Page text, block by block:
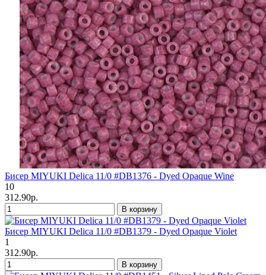
Бисер MIYUKI Delica 11/0 #DB1376 - Dyed Opaque Wine
10
312.90р.
В корзину
Бисер MIYUKI Delica 11/0 #DB1379 - Dyed Opaque Violet
1
312.90р.
В корзину